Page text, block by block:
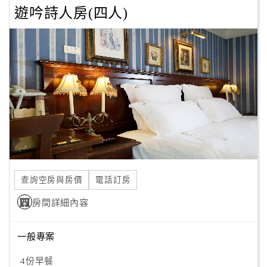
旅
卡
訂
房
請
款
收
合
作
提
案
店
遊吟詩人房(四人)
查詢空房與房價 電話訂房
房間詳細內容
一般專案
4份早餐